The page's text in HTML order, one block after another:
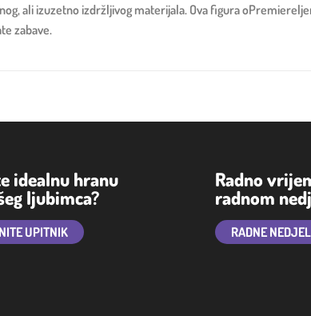
ali izuzetno izdržljivog materijala. Ova figura
zabave.
idealnu hranu
ljubimca?
UPITNIK
Radno
radnom
RADNE